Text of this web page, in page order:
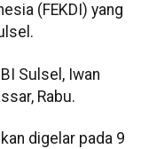
(FEKDI) yang
Sulsel, Iwan
Rabu.
digelar pada 9